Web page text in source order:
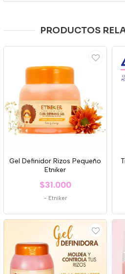
PRODUCTOS
Gel Definidor Rizos Pequeño
Etniker
$31.000
- Etniker